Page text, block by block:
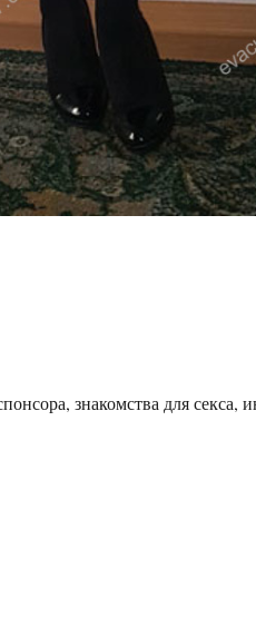
знакомства для секса,
Вика Инди»